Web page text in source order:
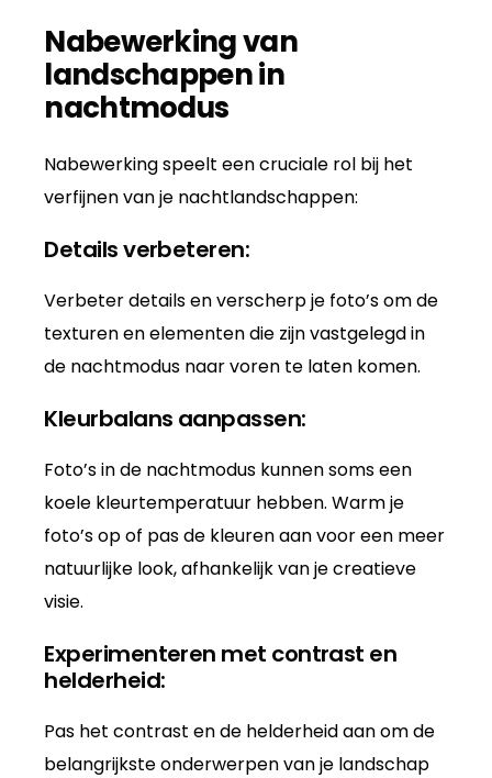
Nabewerking van
landschappen in
nachtmodus
Nabewerking speelt een cruciale rol bij het
verfijnen van je nachtlandschappen:
Details verbeteren:
Verbeter details en verscherp je foto’s om de
texturen en elementen die zijn vastgelegd in
de nachtmodus naar voren te laten komen.
Kleurbalans aanpassen:
Foto’s in de nachtmodus kunnen soms een
koele kleurtemperatuur hebben. Warm je
foto’s op of pas de kleuren aan voor een meer
natuurlijke look, afhankelijk van je creatieve
visie.
Experimenteren met contrast en
helderheid:
Pas het contrast en de helderheid aan om de
belangrijkste onderwerpen van je landschap